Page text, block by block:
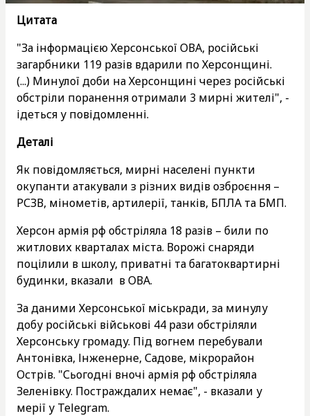
Цитата
"За інформацією Херсонської ОВА, російські
загарбники 119 разів вдарили по Херсонщині.
(...) Минулої доби на Херсонщині через російські
обстріли поранення отримали 3 мирні жителі", -
ідеться у повідомленні.
Деталі
Як повідомляється, мирні населені пункти
окупанти атакували з різних видів озброєння –
РСЗВ, мінометів, артилерії, танків, БПЛА та БМП.
Херсон армія рф обстріляла 18 разів – били по
житлових кварталах міста. Ворожі снаряди
поцілили в школу, приватні та багатоквартирні
будинки, вказали в ОВА.
За даними Херсонської міськради, за минулу
добу російські військові 44 рази обстріляли
Херсонську громаду. Під вогнем перебували
Антонівка, Інженерне, Садове, мікрорайон
Острів. "Сьогодні вночі армія рф обстріляла
Зеленівку. Постраждалих немає", - вказали у
мерії у Telegram.